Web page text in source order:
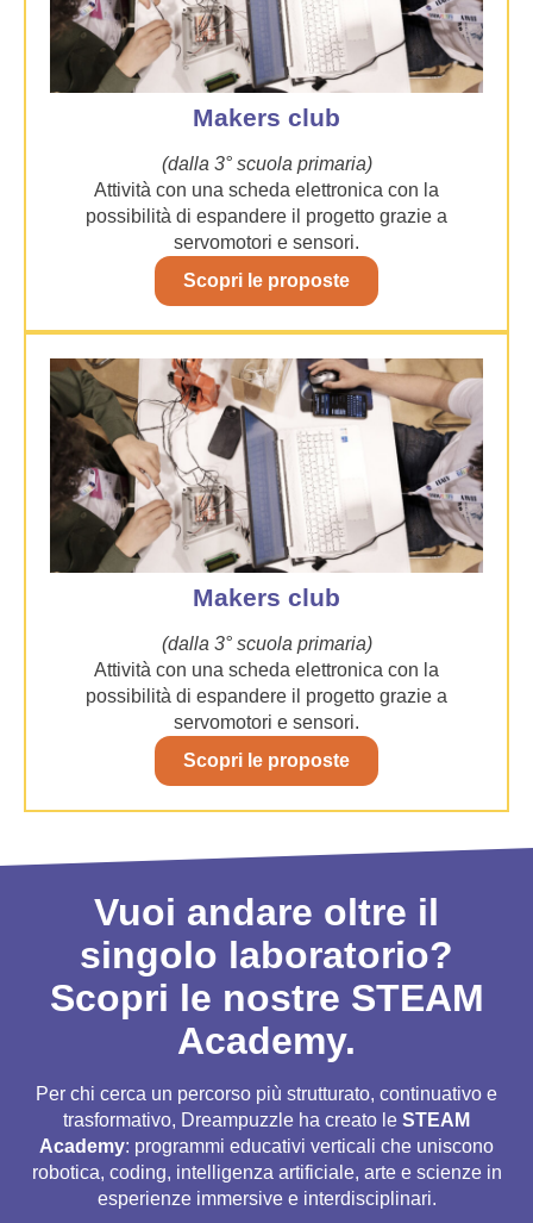
Makers club
(dalla 3° scuola primaria)
Attività con una scheda elettronica con la
possibilità di espandere il progetto grazie a
servomotori e sensori.
Scopri le proposte
Makers club
(dalla 3° scuola primaria)
Attività con una scheda elettronica con la
possibilità di espandere il progetto grazie a
servomotori e sensori.
Scopri le proposte
Vuoi andare oltre il
singolo laboratorio?
Scopri le nostre STEAM
Academy.
Per chi cerca un percorso più strutturato, continuativo e
trasformativo, Dreampuzzle ha creato le STEAM
Academy: programmi educativi verticali che uniscono
robotica, coding, intelligenza artificiale, arte e scienze in
esperienze immersive e interdisciplinari.